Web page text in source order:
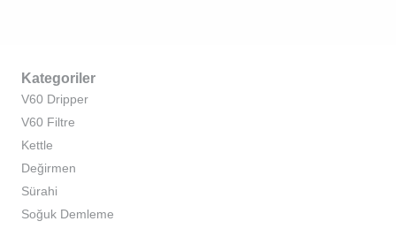
Kategoriler
V60 Dripper
V60 Filtre
Kettle
Değirmen
Sürahi
Soğuk Demleme